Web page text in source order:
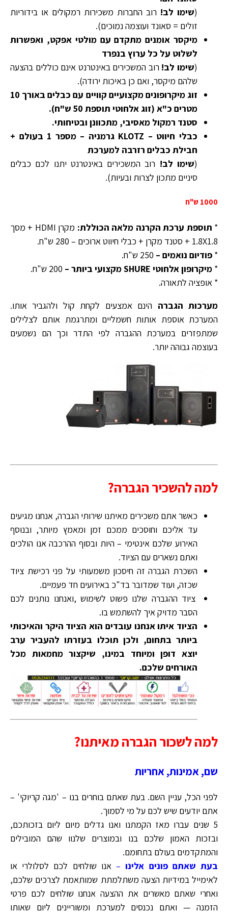
(שימו לב! רוב החברות משכירות רמקולים או בידוריות
זולים = סאונד ועוצמה נמוכים).
מיקסר אומנים מתקדם עם מולטי אפקט, ואפשרות
לשלוט על כל ערוץ בנפרד
(שימו לב! רוב המשכירים באינטרנט אינם כוללים בהצעה
שלהם מיקסר, ואם כן באיכות ירודה).
זוג מיקרופונים מקצועיים קוויים עם כבלים באורך 10
מטרים כ"א (זוג אלחוטי תוספת 50 ש"ח).
סטנד רמקול מאסיבי, מתכוונן ובטיחותי.
כבלי חיווט – KLOTZ גרמניה – מספר 1 בעולם +
חבילת כבלים רזרבה למערכת
(שימו לב! רוב המשכירים באינטרנט יתנו לכם כבלים
סיניים מתכון לצרות ובעיות).
1000 ש"ח
* תוספת ערכת הקרנה מלאה הכוללת:
מקרן HDMI + מסך
1.8X1.8 + סטנד מקרן + כבלי חיווט ארוכים – 280 ש"ח.
* פודיום נואמים –
* מיקרופון אלחוטי SHURE מקצועי ביותר –
* אופציה לתאורה.
מערכות הגברה הינם אמצעים לקחת קול ולהגביר אותו.
המערכת אוספת אותות חשמליים ומתרגמת אותם לצלילים
שמתפזרים במערכת ההגברה לפי התדר וכך הם נשמעים
בעוצמה גבוהה יותר.
למה להשכיר הגברה?
כאשר אתם משכירים מאיתנו שירותי הגברה, אנחנו מגיעים
עד אליכם וחוסכים ממכם זמן ומאמץ מיותר, ובנוסף
האירוע שלכם אינטימי – היות ובסוף ההרכבה אנו הולכים
ואתם נשארים עם הציוד.
השכרת הגברה זה חיסכון משמעותי על פני רכישת ציוד
שכזה, ועוד שמדובר בד"כ באירועים חד פעמיים.
ציוד ההגברה שלנו פשוט לשימוש ,ואנחנו נותנים לכם
הסבר מדויק איך להשתמש בו.
הציוד איתו אנחנו עובדים הוא הציוד היקר והאיכותי
ביותר בתחום, ולכן תוכלו בעזרתו להעביר ערב
יוצא דופן ומיוחד במינו, שיקצור מחמאות מכל
האורחים שלכם.
למה לשכור הגברה מאיתנו?
שם, אמינות, אחריות
לפני הכל, עניין השם. בעת שאתם בוחרים בנו – 'מגה קריוקי' –
אתם יודעים שיש לכם על מי לסמוך.
5 שנים עברו מאז הקמתנו ואנו גדלים מיום ליום בזכותכם,
ובזכות האמון שלכם בנו ובמוצרים שלנוו שהם המובילים
והמתקדמים בעולם בתחומם.
בעת שאתם פונים אלינו–אנו שולחים לכם לסלולרי או
לאימייל במידיות הצעה משתלמתת שמותאמת לצרכים שלכם,
ואחרי שאתם מאשרים את ההצעה אנחנו שולחים לכם פרטי
הזמנה — ואתם נכנסים למערכת ומשוריינים ליום שאותו